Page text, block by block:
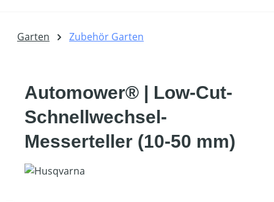
Garten Zubehör Garten
Automower® | Low-Cut-
Schnellwechsel-
Messerteller (10-50 mm)